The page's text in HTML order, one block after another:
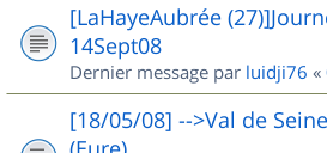
[LaHayeAubrée
14Sept08
Dernier message par luidji76 «
[18/05/08] -->Val de